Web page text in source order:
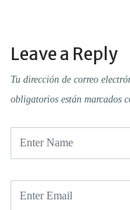
Leave a Reply
Tu dirección de correo
obligatorios están marcados